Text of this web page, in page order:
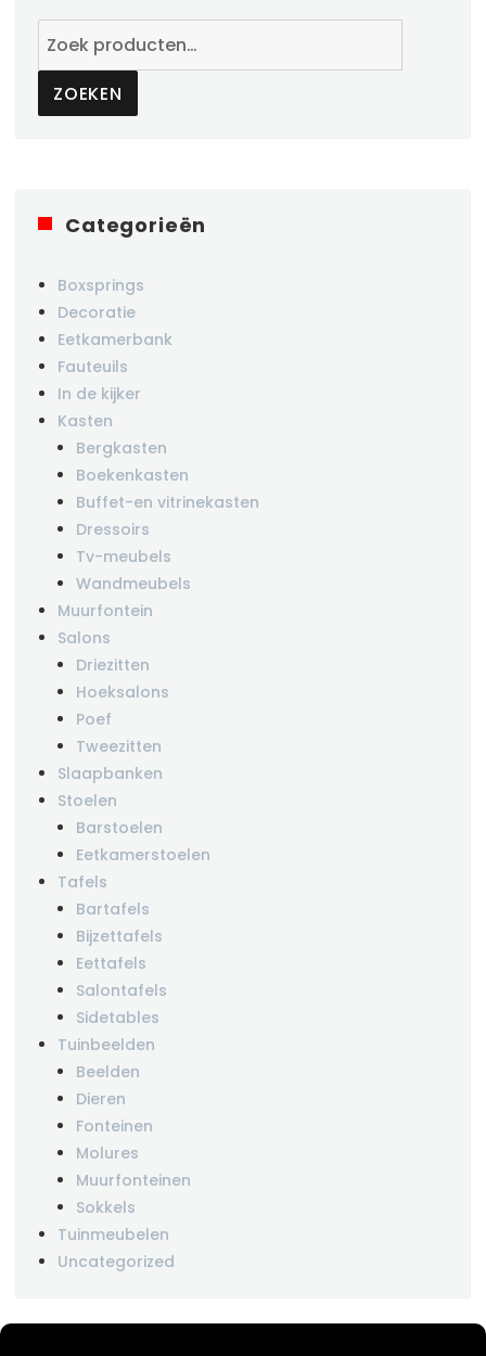
ZOEKEN
Categorieën
Boxsprings
Decoratie
Eetkamerbank
Fauteuils
In de kijker
Kasten
Bergkasten
Boekenkasten
Buffet-en vitrinekasten
Dressoirs
Tv-meubels
Wandmeubels
Muurfontein
Salons
Driezitten
Hoeksalons
Poef
Tweezitten
Slaapbanken
Stoelen
Barstoelen
Eetkamerstoelen
Tafels
Bartafels
Bijzettafels
Eettafels
Salontafels
Sidetables
Tuinbeelden
Beelden
Dieren
Fonteinen
Molures
Muurfonteinen
Sokkels
Tuinmeubelen
Uncategorized